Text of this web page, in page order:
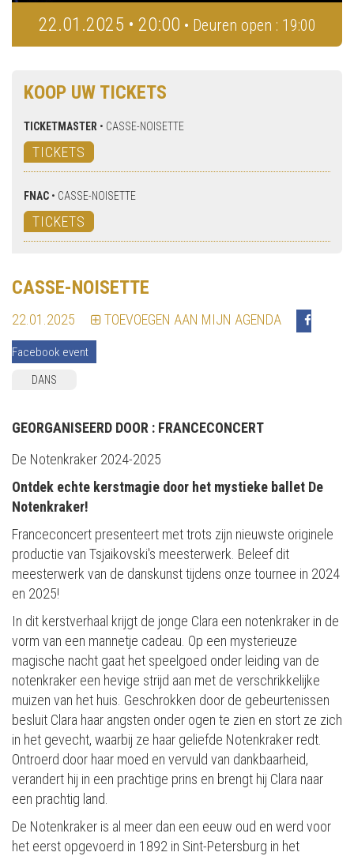
22.01.2025 • 20:00 • Deuren open : 19:00
KOOP UW TICKETS
TICKETMASTER • CASSE-NOISETTE
TICKETS
FNAC • CASSE-NOISETTE
TICKETS
CASSE-NOISETTE
22.01.2025 TOEVOEGEN AAN MIJN AGENDA
Facebook event
DANS
GEORGANISEERD DOOR : FRANCECONCERT
De Notenkraker 2024-2025
Ontdek echte kerstmagie door het mystieke ballet De
Notenkraker!
Franceconcert presenteert met trots zijn nieuwste originele
productie van Tsjaikovski's meesterwerk. Beleef dit
meesterwerk van de danskunst tijdens onze tournee in 2024
en 2025!
In dit kerstverhaal krijgt de jonge Clara een notenkraker in de
vorm van een mannetje cadeau. Op een mysterieuze
magische nacht gaat het speelgoed onder leiding van de
notenkraker een hevige strijd aan met de verschrikkelijke
muizen van het huis. Geschrokken door de gebeurtenissen
besluit Clara haar angsten onder ogen te zien en stort ze zich
in het gevecht, waarbij ze haar geliefde Notenkraker redt.
Ontroerd door haar moed en vervuld van dankbaarheid,
verandert hij in een prachtige prins en brengt hij Clara naar
een prachtig land.
De Notenkraker is al meer dan een eeuw oud en werd voor
het eerst opgevoerd in 1892 in Sint-Petersburg in het